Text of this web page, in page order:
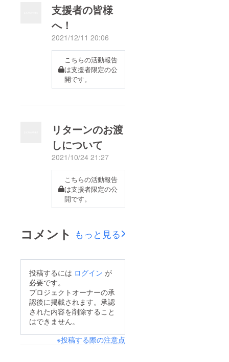
支援者の皆様
へ！
2021/12/11 20:06
こちらの活動報告
は支援者限定の公
開です。
リターンのお渡
しについて
2021/10/24 21:27
こちらの活動報告
は支援者限定の公
開です。
コメント もっと見る
投稿するには ログイン が
必要です。
プロジェクトオーナーの承
認後に掲載されます。承認
された内容を削除すること
はできません。
※投稿する際の注意点